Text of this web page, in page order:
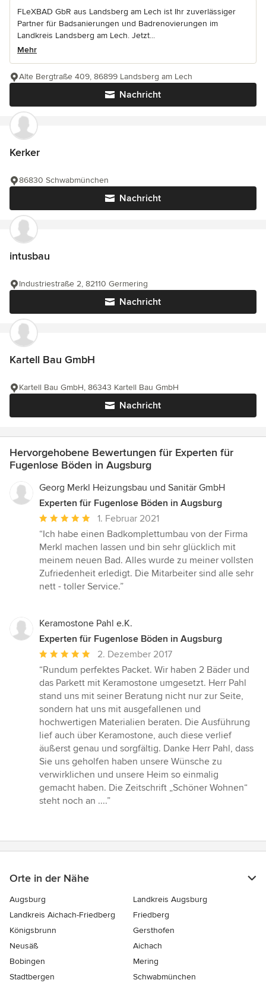
FLeXBAD GbR aus Landsberg am Lech ist Ihr zuverlässiger
Partner für Badsanierungen und Badrenovierungen im
Landkreis Landsberg am Lech. Jetzt...
Mehr
Nachricht
Alte Bergtraße 409, 86899 Landsberg am Lech
Kerker
Nachricht
86830 Schwabmünchen
intusbau
Nachricht
Industriestraße 2, 82110 Germering
Kartell Bau GmbH
Nachricht
Kartell Bau GmbH, 86343 Kartell Bau GmbH
Hervorgehobene Bewertungen für Experten für
Fugenlose Böden in Augsburg
Georg Merkl Heizungsbau und Sanitär GmbH
Experten für Fugenlose Böden in Augsburg
Durchschnittliche
Bewertung:
5
von
5
Sternen
1. Februar 2021
“Ich habe einen Badkomplettumbau von der Firma
Merkl machen lassen und bin sehr glücklich mit
meinem neuen Bad. Alles wurde zu meiner vollsten
Zufriedenheit erledigt. Die Mitarbeiter sind alle sehr
nett - toller Service.”
Keramostone Pahl e.K.
Experten für Fugenlose Böden in Augsburg
Durchschnittliche
Bewertung:
5
von
5
Sternen
2. Dezember 2017
“Rundum perfektes Packet. Wir haben 2 Bäder und
das Parkett mit Keramostone umgesetzt. Herr Pahl
stand uns mit seiner Beratung nicht nur zur Seite,
sondern hat uns mit ausgefallenen und
hochwertigen Materialien beraten. Die Ausführung
lief auch über Keramostone, auch diese verlief
äußerst genau und sorgfältig. Danke Herr Pahl, dass
Sie uns geholfen haben unsere Wünsche zu
verwirklichen und unsere Heim so einmalig
gemacht haben. Die Zeitschrift „Schöner Wohnen“
steht noch an ....”
Orte in der Nähe
Augsburg
Landkreis Augsburg
Landkreis Aichach-Friedberg
Friedberg
Königsbrunn
Gersthofen
Neusäß
Aichach
Bobingen
Mering
Stadtbergen
Schwabmünchen